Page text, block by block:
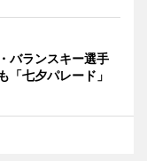
バランスキー選手
「七夕パレード」